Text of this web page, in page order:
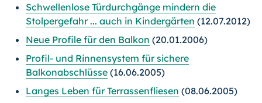
Schwellenlose Türdurchgänge mindern die
Stolpergefahr ... auch in Kindergärten (12.07.2012)
Neue Profile für den Balkon (20.01.2006)
Profil- und Rinnensystem für sichere
Balkonabschlüsse (16.06.2005)
Langes Leben für Terrassenfliesen (08.06.2005)